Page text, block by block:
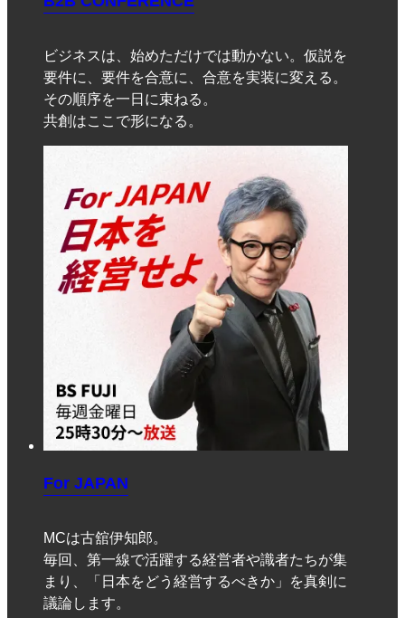
ビジネスは、始めただけでは動かない。仮説を
要件に、要件を合意に、合意を実装に変える。
その順序を一日に束ねる。
共創はここで形になる。
For JAPAN
MCは古舘伊知郎。
毎回、第一線で活躍する経営者や識者たちが集
まり、「日本をどう経営するべきか」を真剣に
議論します。